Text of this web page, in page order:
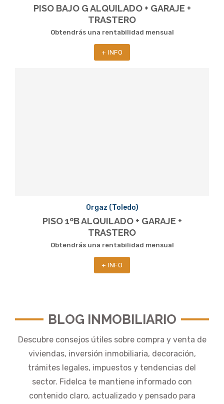
PISO BAJO G ALQUILADO + GARAJE +
TRASTERO
Obtendrás una rentabilidad mensual
+ INFO
Orgaz (Toledo)
PISO 1ºB ALQUILADO + GARAJE +
TRASTERO
Obtendrás una rentabilidad mensual
+ INFO
BLOG INMOBILIARIO
Descubre consejos útiles sobre compra y venta de
viviendas, inversión inmobiliaria, decoración,
trámites legales, impuestos y tendencias del
sector. Fidelca te mantiene informado con
contenido claro, actualizado y pensado para